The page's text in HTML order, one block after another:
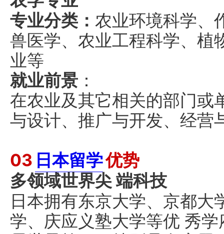
专业分类： 农业环境科学、
兽医学、农业工程科学、植
业等
就业前景 ：
在农业及其它相关的部门或
与设计、推广与开发、经营
03 日本留学优势
多领域世界尖 端科技
日本拥有东京大学、京都大
学、庆应义塾大学等优 秀